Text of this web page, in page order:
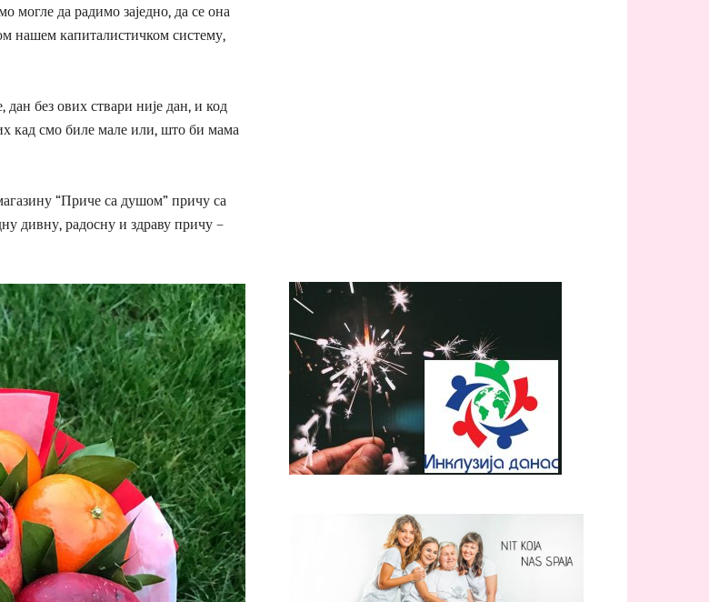
могле да радимо заједно, да се она
нашем капиталистичком систему,
без ових ствари није дан, и код
кад смо биле мале или, што би мама
“Приче са душом” причу са
дивну, радосну и здраву причу –